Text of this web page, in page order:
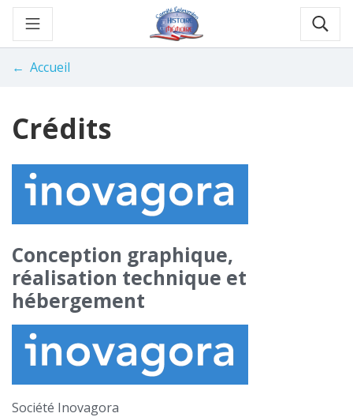
Aller
contenu
Accueil
Crédits
Conception graphique,
réalisation technique et
hébergement
Société Inovagora